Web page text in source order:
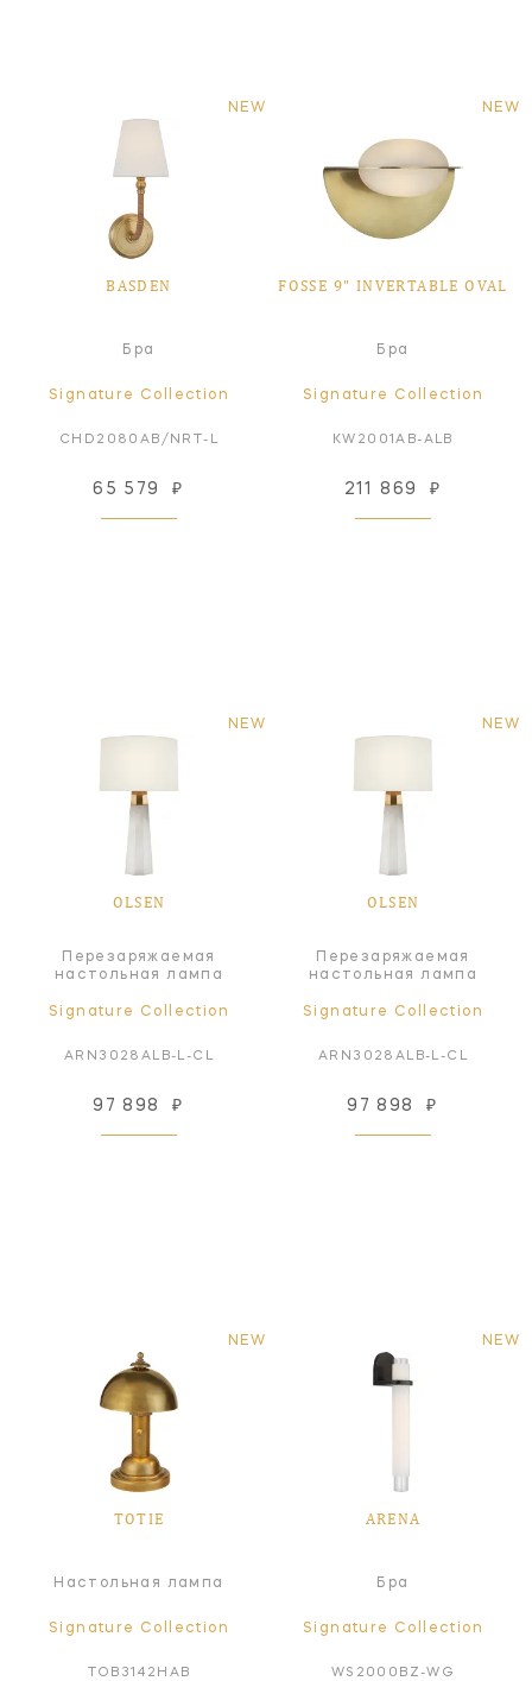
NEW
BASDEN
Бра
Signature Collection
CHD2080AB/NRT-L
65 579 ₽
NEW
FOSSE 9" INVERTABLE OVAL
Бра
Signature Collection
KW2001AB-ALB
211 869 ₽
NEW
OLSEN
Перезаряжаемая
настольная лампа
Signature Collection
ARN3028ALB-L-CL
97 898 ₽
NEW
OLSEN
Перезаряжаемая
настольная лампа
Signature Collection
ARN3028ALB-L-CL
97 898 ₽
NEW
TOTIE
Настольная лампа
Signature Collection
TOB3142HAB
NEW
ARENA
Бра
Signature Collection
WS2000BZ-WG